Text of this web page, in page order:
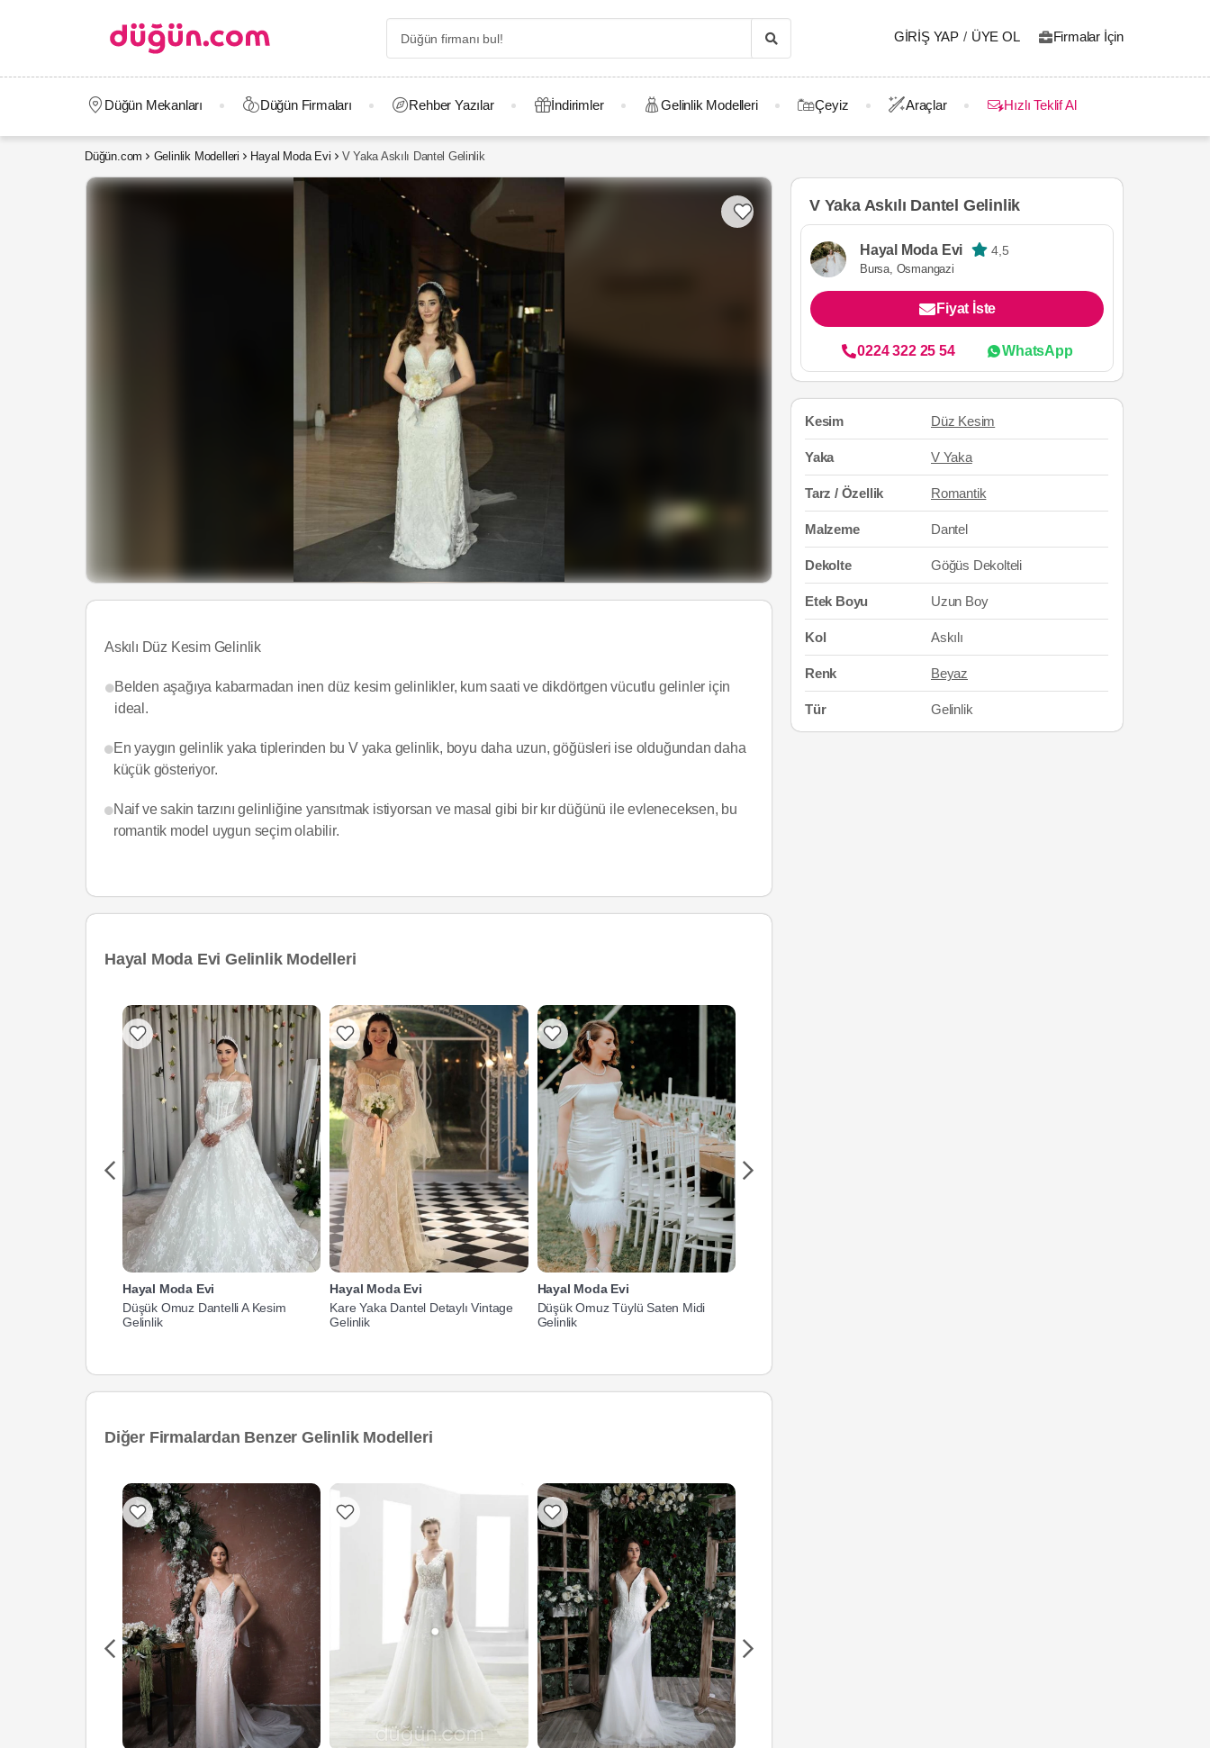
GIRIŞ YAP / ÜYE OL Firmalar İçin
Düğün Mekanları Düğün Firmaları Rehber Yazılar İndirimler Gelinlik Modelleri Çeyiz Araçlar Hızlı Teklif Al
Düğün.com Gelinlik Modelleri Hayal Moda Evi V Yaka Askılı Dantel Gelinlik
Askılı Düz Kesim Gelinlik
Belden aşağıya kabarmadan inen düz kesim gelinlikler, kum saati ve dikdörtgen vücutlu gelinler için
ideal.
En yaygın gelinlik yaka tiplerinden bu V yaka gelinlik, boyu daha uzun, göğüsleri ise olduğundan daha
küçük gösteriyor.
Naif ve sakin tarzını gelinliğine yansıtmak istiyorsan ve masal gibi bir kır düğünü ile evleneceksen, bu
romantik model uygun seçim olabilir.
Hayal Moda Evi Gelinlik Modelleri
Hayal Moda Evi
Düşük Omuz Dantelli A Kesim
Gelinlik
Hayal Moda Evi
Kare Yaka Dantel Detaylı Vintage
Gelinlik
Hayal Moda Evi
Düşük Omuz Tüylü Saten Midi
Gelinlik
Diğer Firmalardan Benzer Gelinlik Modelleri
V Yaka Askılı Dantel Gelinlik
Hayal Moda Evi 4,5
Bursa, Osmangazi
Fiyat İste
0224 322 25 54 WhatsApp
Kesim Düz Kesim
Yaka V Yaka
Tarz / Özellik Romantik
Malzeme Dantel
Dekolte Göğüs Dekolteli
Etek Boyu Uzun Boy
Kol Askılı
Renk Beyaz
Tür Gelinlik